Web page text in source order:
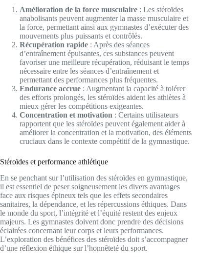
Amélioration de la force musculaire : Les stéroïdes
anabolisants peuvent augmenter la masse musculaire et
la force, permettant ainsi aux gymnastes d’exécuter des
mouvements plus puissants et contrôlés.
Récupération rapide : Après des séances
d’entraînement épuisantes, ces substances peuvent
favoriser une meilleure récupération, réduisant le temps
nécessaire entre les séances d’entraînement et
permettant des performances plus fréquentes.
Endurance accrue : Augmentant la capacité à tolérer
des efforts prolongés, les stéroïdes aident les athlètes à
mieux gérer les compétitions exigeantes.
Concentration et motivation : Certains utilisateurs
rapportent que les stéroïdes peuvent également aider à
améliorer la concentration et la motivation, des éléments
cruciaux dans le contexte compétitif de la gymnastique.
Stéroïdes et performance athlétique
En se penchant sur l’utilisation des stéroïdes en gymnastique,
il est essentiel de peser soigneusement les divers avantages
face aux risques épineux tels que les effets secondaires
sanitaires, la dépendance, et les répercussions éthiques. Dans
le monde du sport, l’intégrité et l’équité restent des enjeux
majeurs. Les gymnastes doivent donc prendre des décisions
éclairées concernant leur corps et leurs performances.
L’exploration des bénéfices des stéroïdes doit s’accompagner
d’une réflexion éthique sur l’honnêteté du sport.